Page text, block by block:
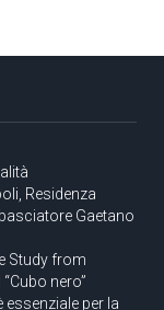
Residenza
Gaetano
Study from
nero”
essenziale per la